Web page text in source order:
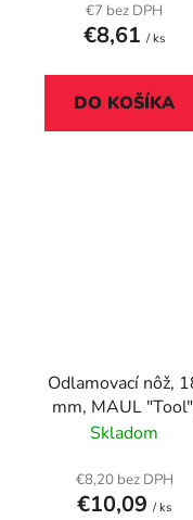
€7 bez DPH
€8,61 / ks
DO KOŠÍKA
Odlamovací nôž,
mm, MAUL
strieborná
Skladom
€8,20 bez DPH
€10,09 / ks